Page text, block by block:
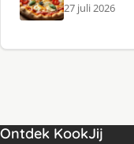
27 juli 2026
Ontdek KookJij